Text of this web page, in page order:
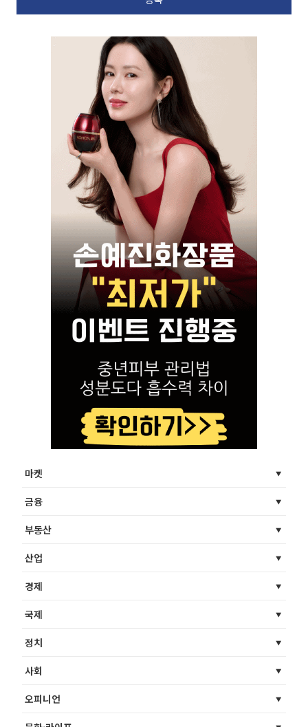
마켓
금융
부동산
산업
경제
국제
정치
사회
오피니언